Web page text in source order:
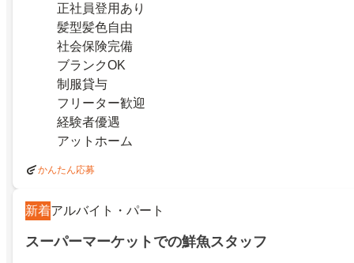
正社員登用あり
髪型髪色自由
社会保険完備
ブランクOK
制服貸与
フリーター歓迎
経験者優遇
アットホーム
かんたん応募
新着アルバイト・パート
スーパーマーケットでの鮮魚スタッフ